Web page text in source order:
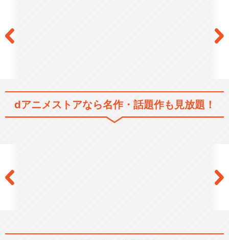
dアニメストアなら名作・話題作も見放題！